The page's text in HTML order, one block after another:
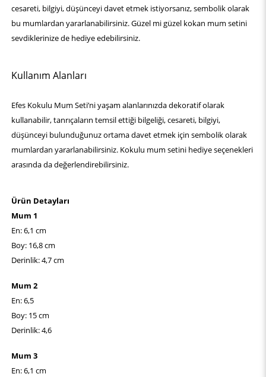
cesareti, bilgiyi, düşünceyi davet etmek istiyorsanız, sembolik olarak
bu mumlardan yararlanabilirsiniz. Güzel mi güzel kokan mum setini
sevdiklerinize de hediye edebilirsiniz.
Kullanım Alanları
Efes Kokulu Mum Seti’ni yaşam alanlarınızda dekoratif olarak
kullanabilir, tanrıçaların temsil ettiği bilgeliği, cesareti, bilgiyi,
düşünceyi bulunduğunuz ortama davet etmek için sembolik olarak
mumlardan yararlanabilirsiniz. Kokulu mum setini hediye seçenekleri
arasında da değerlendirebilirsiniz.
Ürün Detayları
Mum 1
En: 6,1 cm
Boy: 16,8 cm
Derinlik: 4,7 cm
Mum 2
En: 6,5
Boy: 15 cm
Derinlik: 4,6
Mum 3
En: 6,1 cm